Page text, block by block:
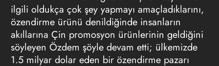
ilgili oldukça çok şey yapmayı amaçladıklarını,
özendirme ürünü denildiğinde insanların
akıllarına Çin promosyon ürünlerinin geldiğini
söyleyen Özdem şöyle devam etti; ülkemizde
1.5 milyar dolar eden bir özendirme pazarı